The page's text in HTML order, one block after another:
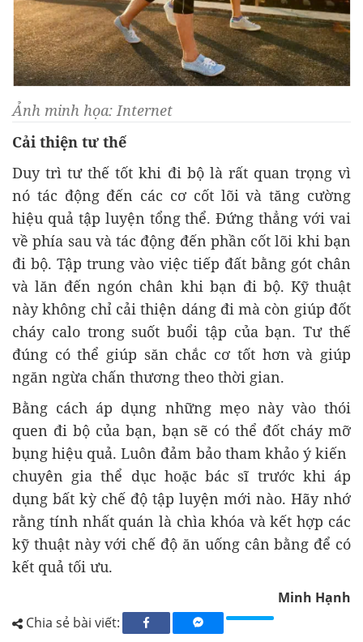
Ảnh minh họa: Internet
Cải thiện tư thế
Duy trì tư thế tốt khi đi bộ là rất quan trọng vì
nó tác động đến các cơ cốt lõi và tăng cường
hiệu quả tập luyện tổng thể. Đứng thẳng với vai
về phía sau và tác động đến phần cốt lõi khi bạn
đi bộ. Tập trung vào việc tiếp đất bằng gót chân
và lăn đến ngón chân khi bạn đi bộ. Kỹ thuật
này không chỉ cải thiện dáng đi mà còn giúp đốt
cháy calo trong suốt buổi tập của bạn. Tư thế
đúng có thể giúp săn chắc cơ tốt hơn và giúp
ngăn ngừa chấn thương theo thời gian.
Bằng cách áp dụng những mẹo này vào thói
quen đi bộ của bạn, bạn sẽ có thể đốt cháy mỡ
bụng hiệu quả. Luôn đảm bảo tham khảo ý kiến ​​
chuyên gia thể dục hoặc bác sĩ trước khi áp
dụng bất kỳ chế độ tập luyện mới nào. Hãy nhớ
rằng tính nhất quán là chìa khóa và kết hợp các
kỹ thuật này với chế độ ăn uống cân bằng để có
kết quả tối ưu.
Minh Hạnh
Chia sẻ bài viết: